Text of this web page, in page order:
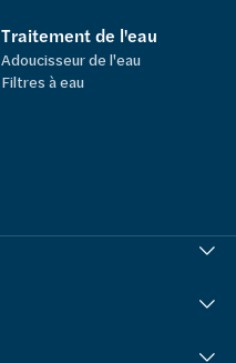
Traitement de l'eau
Adoucisseur de l'eau
Filtres à eau